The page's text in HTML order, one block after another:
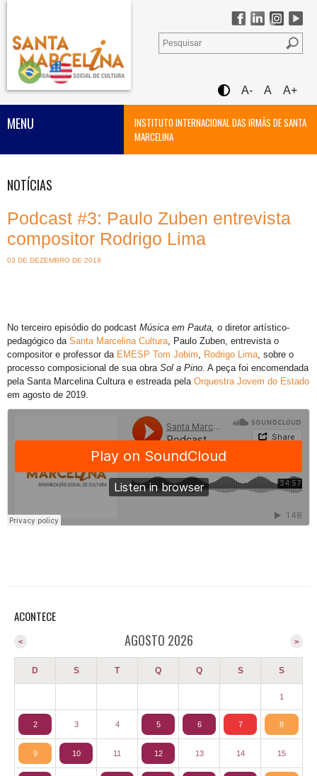
A- A A+
INSTITUTO INTERNACIONAL DAS IRMÃS DE SANTA
MARCELINA
MENU
NOTÍCIAS
Podcast #3: Paulo Zuben entrevista
compositor Rodrigo Lima
03 DE DEZEMBRO DE 2019
No terceiro episódio do podcast Música em Pauta, o diretor artístico-
pedagógico da Santa Marcelina Cultura, Paulo Zuben, entrevista o
compositor e professor da EMESP Tom Jobim, Rodrigo Lima, sobre o
processo composicional de sua obra Sol a Pino. A peça foi encomendada
pela Santa Marcelina Cultura e estreada pela Orquestra Jovem do Estado
em agosto de 2019.
ACONTECE
AGOSTO 2026 >
<
D S T Q Q S S
1
2 3 4 5 6 7 8
9 10 11 12 13 14 15